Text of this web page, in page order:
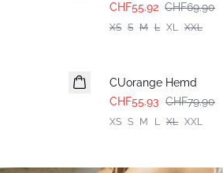
CHF55.92 CHF69.90
XS S M L XL XXL
CUorange Hemd
CHF55.93 CHF79.90
XS S M L XL XXL